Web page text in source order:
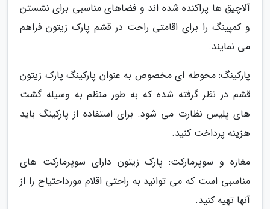
آلاچیق ها پراکنده شده اند و فضاهای مناسبی برای نشستن
و کمپینگ را برای اقامتی راحت در قشم پارک زیتون فراهم
می نمایند.
پارکینگ: محوطه ای مخصوص به عنوان پارکینگ پارک زیتون
قشم در نظر گرفته شده که به طور منظم به وسیله گشت
های پلیس نظارت می شود. برای استفاده از پارکینگ باید
هزینه پرداخت کنید.
مغازه و سوپرمارکت: پارک زیتون دارای سوپرمارکت های
مناسبی است که می توانید به راحتی اقلام مورداحتیاج را از
آنها تهیه کنید.